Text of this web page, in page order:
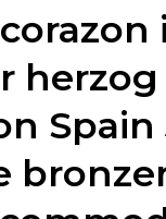
Spain